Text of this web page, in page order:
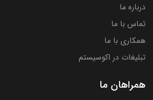
درباره ما
تماس با ما
همکاری با ما
تبلیغات در اکوسیستم
همراهان ما